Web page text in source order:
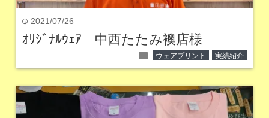
time 2021/07/26
ｵﾘｼﾞﾅﾙｳｪｱ 中西たたみ襖店様
folder ウェアプリント 実績紹介